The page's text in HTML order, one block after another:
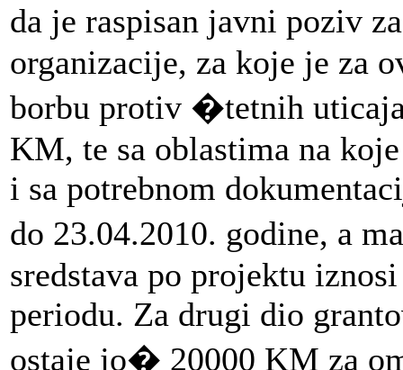
da je raspisan javni poziv
organizacije, za koje je za
borbu protiv �tetnih
KM, te sa oblastima na
i sa potrebnom
do 23.04.2010. godine, a
sredstava po projektu
periodu. Za drugi dio
ostaje jo� 20000 KM za